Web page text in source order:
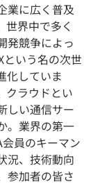
業に広く普及
世界中で多く
発競争によっ
という名の次世
化していま
クラウドとい
しい通信サー
。業界の第一
員のキーマン
況、技術動向
参加者の皆さ